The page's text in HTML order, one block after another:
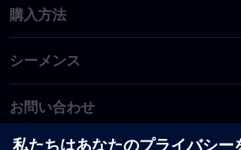
購入方法
シーメンス
お問い合わせ
PLM製品のお問い合わせ